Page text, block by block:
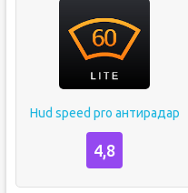
Hud speed pro антирадар
4,8